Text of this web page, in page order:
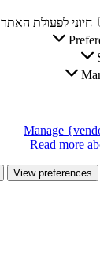
חיוני לפעולת האתר
Manage
Read more
View preferences